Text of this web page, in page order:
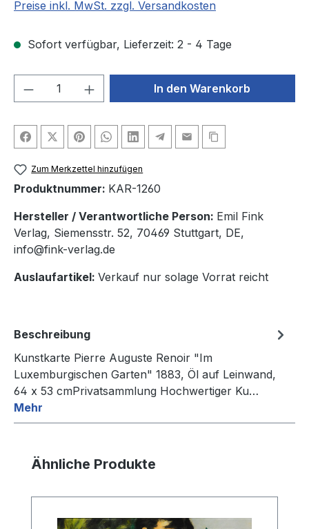
Preise inkl. MwSt. zzgl. Versandkosten
Sofort verfügbar, Lieferzeit: 2 - 4 Tage
Produkt Anzahl: Gib denIn den Warenkorb
Zum Merkzettel hinzufügen
Produktnummer: KAR-1260
Hersteller / Verantwortliche Person: Emil Fink
Verlag, Siemensstr. 52, 70469 Stuttgart, DE,
info@fink-verlag.de
Auslaufartikel: Verkauf nur solage Vorrat reicht
Beschreibung
Kunstkarte Pierre Auguste Renoir "Im
Luxemburgischen Garten" 1883, Öl auf Leinwand,
64 x 53 cmPrivatsammlung Hochwertiger Ku…
Mehr
Produktgalerie überspringen
Ähnliche Produkte